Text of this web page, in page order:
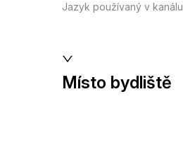
Jazyk používaný v kanálu
Místo bydliště